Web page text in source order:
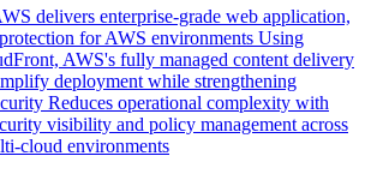
delivers enterprise-grade web application,
for AWS environments Using
AWS's fully managed content delivery
deployment while strengthening
Reduces operational complexity with
visibility and policy management across
cloud environments